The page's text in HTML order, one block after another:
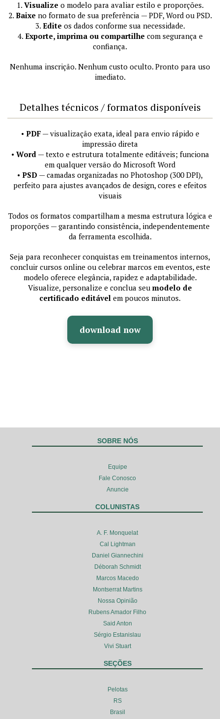
1. Visualize o modelo para avaliar estilo e proporções.
2. Baixe no formato de sua preferência — PDF, Word ou PSD.
3. Edite os dados conforme sua necessidade.
4. Exporte, imprima ou compartilhe com segurança e
confiança.
Nenhuma inscrição. Nenhum custo oculto. Pronto para uso
imediato.
Detalhes técnicos / formatos disponíveis
• PDF— visualização exata, ideal para envio rápido e
impressão direta
• Word— texto e estrutura totalmente editáveis; funciona
em qualquer versão do Microsoft Word
• PSD — camadas organizadas no Photoshop (300 DPI),
perfeito para ajustes avançados de design, cores e efeitos
visuais
Todos os formatos compartilham a mesma estrutura lógica e
proporções — garantindo consistência, independentemente
da ferramenta escolhida.
Seja para reconhecer conquistas em treinamentos internos,
concluir cursos online ou celebrar marcos em eventos, este
modelo oferece elegância, rapidez e adaptabilidade.
Visualize, personalize e conclua seu modelo de
certificado editável em poucos minutos.
download now
SOBRE NÓS
Equipe
Fale Conosco
Anuncie
COLUNISTAS
A. F. Monquelat
Cal Lightman
Daniel Giannechini
Déborah Schmidt
Marcos Macedo
Montserrat Martins
Nossa Opinião
Rubens Amador Filho
Said Anton
Sérgio Estanislau
Vivi Stuart
SEÇÕES
Pelotas
RS
Brasil